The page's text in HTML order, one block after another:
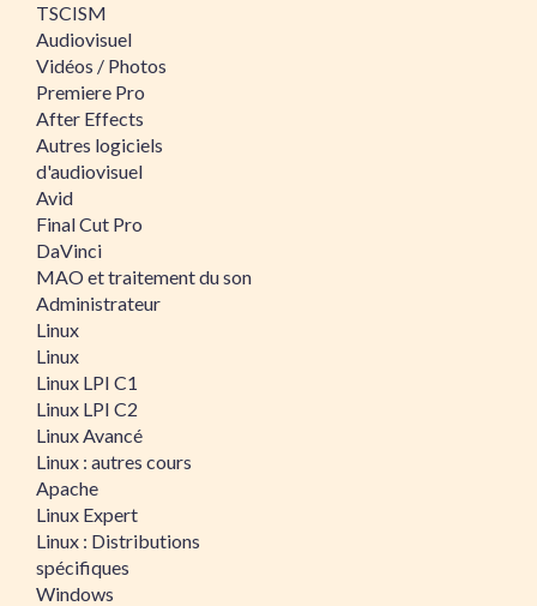
TSCISM
Audiovisuel
Vidéos / Photos
Premiere Pro
After Effects
Autres logiciels
d'audiovisuel
Avid
Final Cut Pro
DaVinci
MAO et traitement du son
Administrateur
Linux
Linux
Linux LPI C1
Linux LPI C2
Linux Avancé
Linux : autres cours
Apache
Linux Expert
Linux : Distributions
spécifiques
Windows